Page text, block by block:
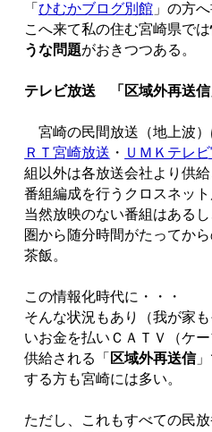
「ひむかブログ別館 」の方
こへ来て私の住む宮崎県では
うな問題がおきつつある。
テレビ放送 「区域外再送信
宮崎の民間放送（地上波
ＲＴ宮崎放送 ・ ＵＭＫテレ
組以外は各放送会社より供
番組編成を行うクロスネット
当然放映のない番組はある
圏から随分時間がたってか
茶飯。
この情報化時代に・・・
そんな状況もあり（我が家
いお金を払いＣＡＴＶ（ケ
供給される「 区域外再送信
する方も宮崎には多い。
ただし、これもすべての民